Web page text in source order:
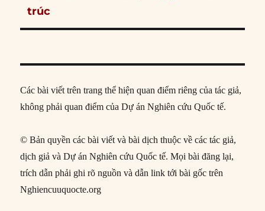
trúc
Các bài viết trên trang thể hiện quan điểm riêng của tác giả,
không phải quan điểm của Dự án Nghiên cứu Quốc tế.
© Bản quyền các bài viết và bài dịch thuộc về các tác giả,
dịch giả và Dự án Nghiên cứu Quốc tế. Mọi bài đăng lại,
trích dẫn phải ghi rõ nguồn và dẫn link tới bài gốc trên
Nghiencuuquocte.org